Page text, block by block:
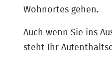
Wohnortes gehen.
Auch wenn Sie ins
steht Ihr